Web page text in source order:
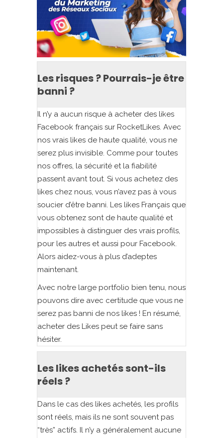
Les risques ? Pourrais-je être
banni ?
Il n’y a aucun risque à acheter des likes
Facebook français sur RocketLikes. Avec
nos vrais likes de haute qualité, vous ne
serez plus invisible. Comme pour toutes
nos offres, la sécurité et la fiabilité
passent avant tout. Si vous achetez des
likes chez nous, vous n’avez pas à vous
soucier d’être banni. Les likes Français que
vous obtenez sont de haute qualité et
impossibles à distinguer des vrais profils,
pour les autres et aussi pour Facebook.
Alors aidez-vous à plus d’adeptes
maintenant.
Avec notre large portfolio bien tenu, nous
pouvons dire avec certitude que vous ne
serez pas banni de nos likes ! En résumé,
acheter des Likes peut se faire sans
hésiter.
Les likes achetés sont-ils
réels ?
Dans le cas des likes achetés, les profils
sont réels, mais ils ne sont souvent pas
“très” actifs. Il n’y a généralement aucune